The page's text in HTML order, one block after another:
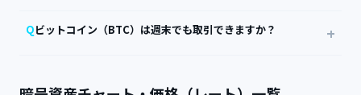
ビットコイン（BTC）は週末でも取引できますか？